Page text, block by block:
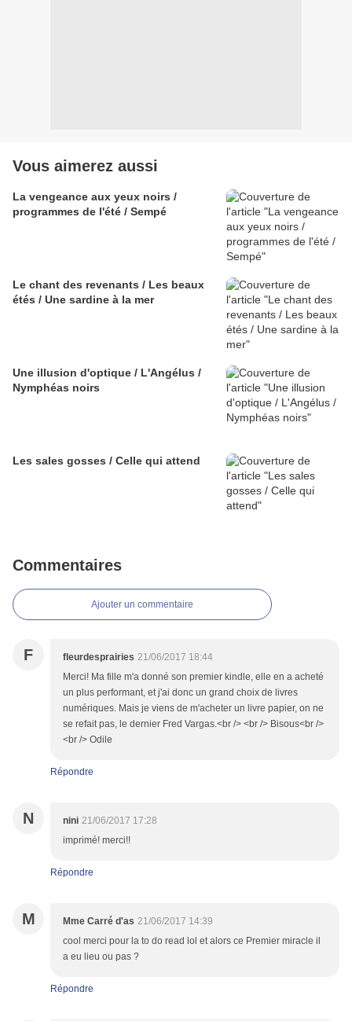
Vous aimerez aussi
La vengeance aux yeux noirs /
programmes de l'été / Sempé
Le chant des revenants / Les beaux
étés / Une sardine à la mer
Une illusion d'optique / L'Angélus /
Nymphéas noirs
Les sales gosses / Celle qui attend
Commentaires
Ajouter un commentaire
F fleurdesprairies 21/06/2017 18:44
Merci! Ma fille m'a donné son premier kindle, elle en a acheté
un plus performant, et j'ai donc un grand choix de livres
numériques. Mais je viens de m'acheter un livre papier, on ne
se refait pas, le dernier Fred Vargas.<br /> <br /> Bisous<br />
<br /> Odile
Répondre
N nini 21/06/2017 17:28
imprimé! merci!!
Répondre
M Mme Carré d'as 21/06/2017 14:39
cool merci pour la to do read lol et alors ce Premier miracle il
a eu lieu ou pas ?
Répondre